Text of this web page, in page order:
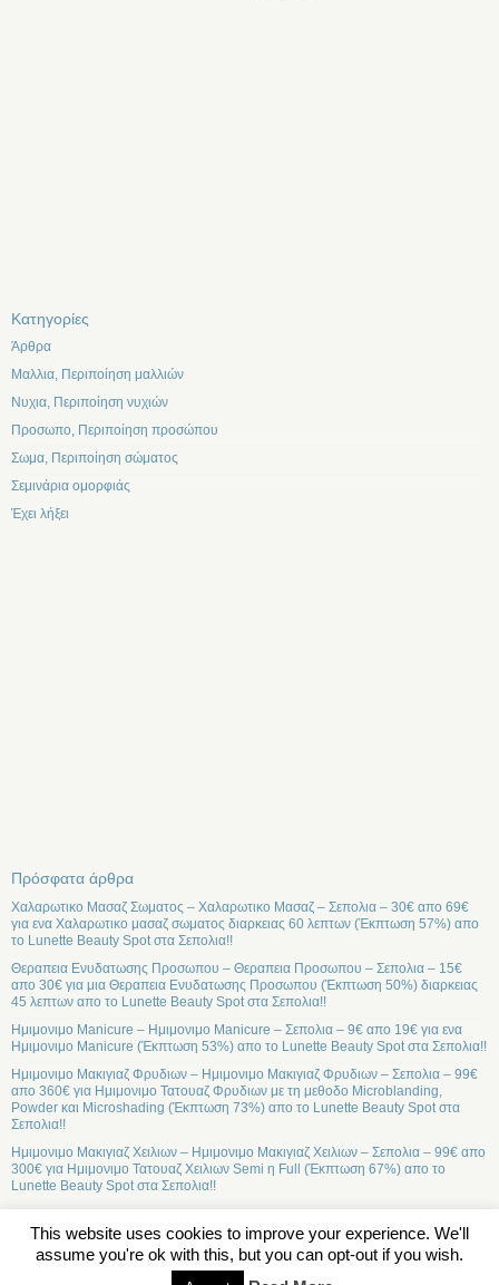
This website uses cookies to improve your experience. We'll
assume you're ok with this, but you can opt-out if you wish.
Kατηγορίες
Άρθρα
Μαλλια, Περιποίηση μαλλιών
Νυχια, Περιποίηση νυχιών
Προσωπο, Περιποίηση προσώπου
Σωμα, Περιποίηση σώματος
Σεμινάρια ομορφιάς
Έχει λήξει
Πρόσφατα άρθρα
Χαλαρωτικο Μασαζ Σωματος – Χαλαρωτικο Μασαζ – Σεπολια – 30€ απο 69€
για ενα Χαλαρωτικο μασαζ σωματος διαρκειας 60 λεπτων (Έκπτωση 57%) απο
το Lunette Beauty Spot στα Σεπολια!!
Θεραπεια Ενυδατωσης Προσωπου – Θεραπεια Προσωπου – Σεπολια – 15€
απο 30€ για μια Θεραπεια Ενυδατωσης Προσωπου (Έκπτωση 50%) διαρκειας
45 λεπτων απο το Lunette Beauty Spot στα Σεπολια!!
Ημιμονιμο Manicure – Ημιμονιμο Manicure – Σεπολια – 9€ απο 19€ για ενα
Ημιμονιμο Manicure (Έκπτωση 53%) απο το Lunette Beauty Spot στα Σεπολια!!
Ημιμονιμο Μακιγιαζ Φρυδιων – Ημιμονιμο Μακιγιαζ Φρυδιων – Σεπολια – 99€
απο 360€ για Ημιμονιμο Τατουαζ Φρυδιων με τη μεθοδο Microblanding,
Powder και Microshading (Έκπτωση 73%) απο το Lunette Beauty Spot στα
Σεπολια!!
Ημιμονιμο Μακιγιαζ Χειλιων – Ημιμονιμο Μακιγιαζ Χειλιων – Σεπολια – 99€ απο
300€ για Ημιμονιμο Τατουαζ Χειλιων Semi η Full (Έκπτωση 67%) απο το
Lunette Beauty Spot στα Σεπολια!!
Σχετικά